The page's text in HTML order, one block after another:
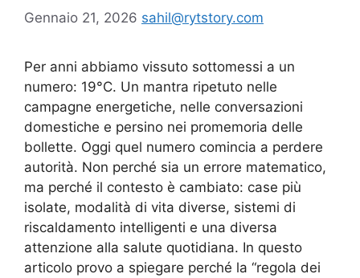
Gennaio 21, 2026 sahil@rytstory.com
Per anni abbiamo vissuto sottomessi a un
numero: 19°C. Un mantra ripetuto nelle
campagne energetiche, nelle conversazioni
domestiche e persino nei promemoria delle
bollette. Oggi quel numero comincia a perdere
autorità. Non perché sia un errore matematico,
ma perché il contesto è cambiato: case più
isolate, modalità di vita diverse, sistemi di
riscaldamento intelligenti e una diversa
attenzione alla salute quotidiana. In questo
articolo provo a spiegare perché la “regola dei